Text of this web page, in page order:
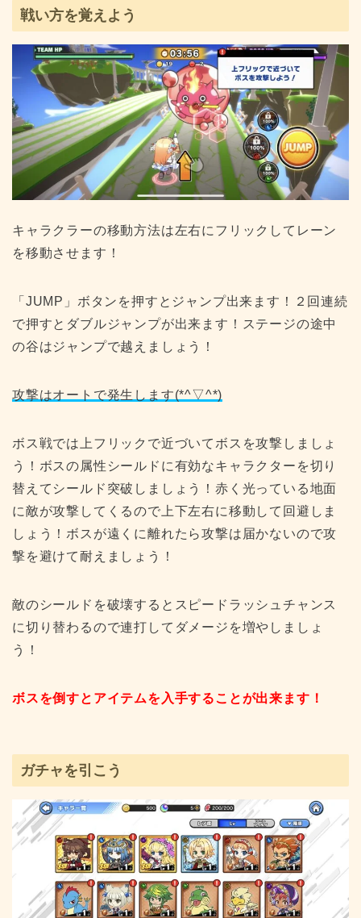
戦い方を覚えよう
キャラクラーの移動方法は左右にフリックしてレーン
を移動させます！
「JUMP」ボタンを押すとジャンプ出来ます！２回連続
で押すとダブルジャンプが出来ます！ステージの途中
の谷はジャンプで越えましょう！
攻撃はオートで発生します(*^▽^*)
ボス戦では上フリックで近づいてボスを攻撃しましょ
う！ボスの属性シールドに有効なキャラクターを切り
替えてシールド突破しましょう！赤く光っている地面
に敵が攻撃してくるので上下左右に移動して回避しま
しょう！ボスが遠くに離れたら攻撃は届かないので攻
撃を避けて耐えましょう！
敵のシールドを破壊するとスピードラッシュチャンス
に切り替わるので連打してダメージを増やしましょ
う！
ボスを倒すとアイテムを入手することが出来ます！
ガチャを引こう